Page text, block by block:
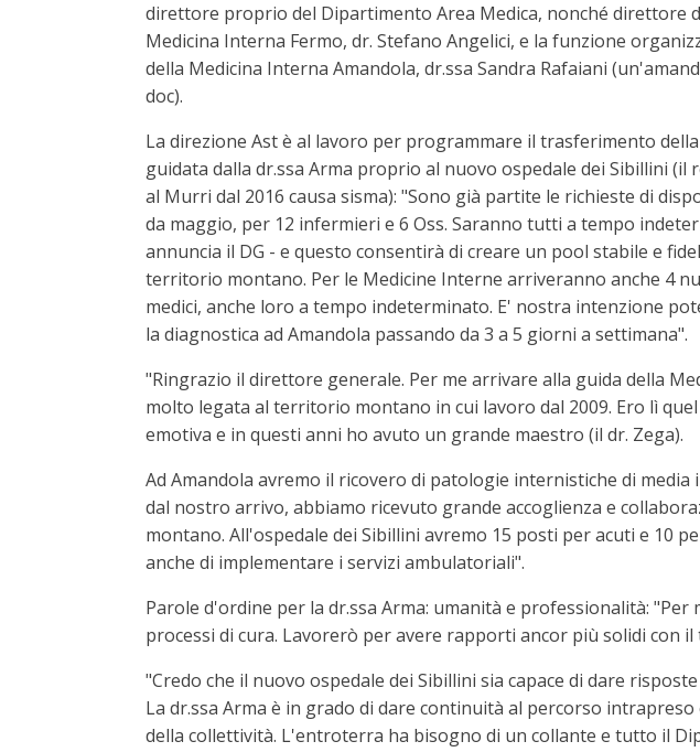
direttore proprio del Dipartimento Area Medica, nonché direttore
Medicina Interna Fermo, dr. Stefano Angelici, e la funzione
della Medicina Interna Amandola, dr.ssa Sandra Rafaiani
doc).
La direzione Ast è al lavoro per programmare il trasferimento
guidata dalla dr.ssa Arma proprio al nuovo ospedale dei Sibillini (il
al Murri dal 2016 causa sisma): "Sono già partite le richieste di
da maggio, per 12 infermieri e 6 Oss. Saranno tutti a tempo
annuncia il DG - e questo consentirà di creare un pool stabile e
territorio montano. Per le Medicine Interne arriveranno anche 4
medici, anche loro a tempo indeterminato. E' nostra intenzione
la diagnostica ad Amandola passando da 3 a 5 giorni a settimana".
"Ringrazio il direttore generale. Per me arrivare alla guida della
molto legata al territorio montano in cui lavoro dal 2009. Ero lì
emotiva e in questi anni ho avuto un grande maestro (il dr. Zega).
Ad Amandola avremo il ricovero di patologie internistiche di
dal nostro arrivo, abbiamo ricevuto grande accoglienza e
montano. All'ospedale dei Sibillini avremo 15 posti per acuti e 10
anche di implementare i servizi ambulatoriali".
Parole d'ordine per la dr.ssa Arma: umanità e professionalità:
processi di cura. Lavorerò per avere rapporti ancor più solidi con
"Credo che il nuovo ospedale dei Sibillini sia capace di dare
La dr.ssa Arma è in grado di dare continuità al percorso
della collettività. L'entroterra ha bisogno di un collante e tutto il